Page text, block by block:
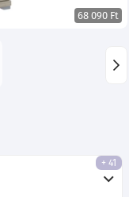
68 090 Ft
+ 41